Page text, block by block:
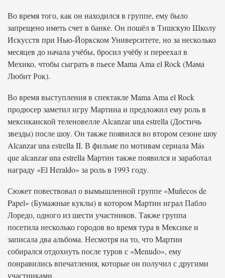
Во время того, как он находился в группе, ему было
запрещено иметь счет в банке. Он пошёл в Тишскую Школу
Искусств при Нью-Йоркском Университете, но за несколько
месяцев до начала учёбы, бросил учёбу и переехал в
Мехико, чтобы сыграть в пьесе Mama Ama el Rock (Мама
Любит Рок).
Во время выступления в спектакле Mama Ama el Rock
продюсер заметил игру Мартина и предложил ему роль в
мексиканской теленовелле Alcanzar una estrella (Достичь
звезды) после шоу. Он также появился во втором сезоне шоу
Alcanzar una estrella II. В фильме по мотивам сериала Más
que alcanzar una estrella Мартин также появился и заработал
награду «El Heraldo» за роль в 1993 году.
Сюжет повествовал о вымышленной группе «Muñecos de
Papel» (Бумажные куклы) в котором Мартин играл Пабло
Лоредо, одного из шести участников. Также группа
посетила несколько городов во время тура в Мексике и
записала два альбома. Несмотря на то, что Мартин
собирался отдохнуть после туров с «Menudo», ему
понравились впечатления, которые он получил с другими
участниками.